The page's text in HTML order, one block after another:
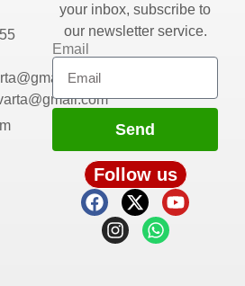
your inbox, subscribe to
our newsletter service.
Email
Send
Follow us